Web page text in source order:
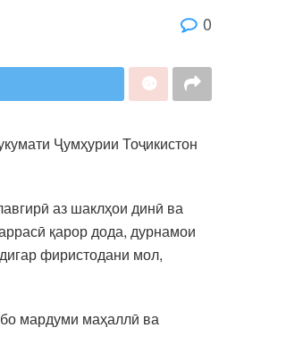
0
Ҷумҳурии Тоҷикистон
аз шаклҳои динӣ ва
қарор дода, дурнамои
фиристодани мол,
мардуми маҳаллӣ ва